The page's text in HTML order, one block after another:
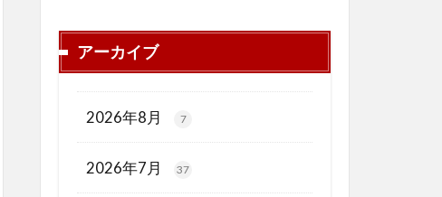
アーカイブ
2026年8月 7
2026年7月 37